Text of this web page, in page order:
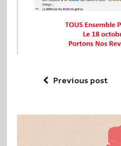
Previous post